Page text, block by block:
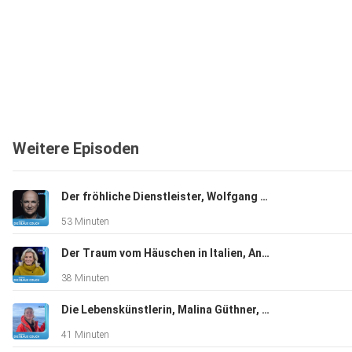
Weitere Episoden
Der fröhliche Dienstleister, Wolfgang Krebs, Kabarettist, "Ich bin dankbar für alles, was ich habe".
53 Minuten
Der Traum vom Häuschen in Italien, Andrea L'Arronge, Schauspielerin, "Das Erste, was ich morgens sehe, ist der Zitronenbaum."
38 Minuten
Die Lebenskünstlerin, Malina Güthner, Wal-Tour-Guide und mehr, "Ich hatte auf jeden Fall total viel Angst"
41 Minuten